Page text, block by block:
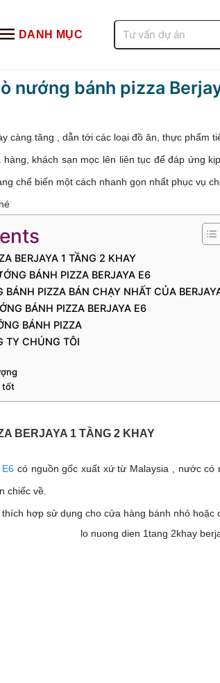
DANH MỤC
kiếm:
nướng bánh pizza
càng tăng , dẫn tới các loại đồ ăn, thực phẩm
khách sạn mọc lên liên tục để đáp ứng
chế biến một cách nhanh gọn nhất phục vụ
BERJAYA 1 TẦNG 2 KHAY
BÁNH PIZZA BERJAYA E6
BÁNH PIZZA BÁN CHẠY NHẤT CỦA
BÁNH PIZZA BERJAYA E6
BÁNH PIZZA
TY CHÚNG TÔI
tốt
BERJAYA 1 TẦNG 2 KHAY
có nguồn gốc xuất xứ từ Malaysia , nước
chiếc về.
hợp sử dụng cho cửa hàng bánh nhỏ hoặc